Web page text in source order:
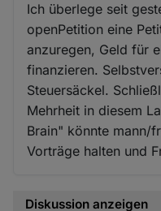
Ich überlege seit
openPetition eine
anzuregen, Geld für
finanzieren.
Steuersäckel.
Mehrheit in diesem
Brain" könnte mann/
Vorträge halten und
Diskussion anzeigen